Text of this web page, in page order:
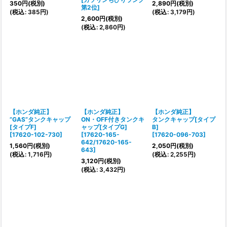
350円(税別)
(税込: 385円)
第2位]
2,600円(税別)
(税込: 2,860円)
2,890円(税別)
(税込: 3,179円)
【ホンダ純正】
”GAS”タンクキャップ
[タイプF]
[17620-102-730]
1,560円(税別)
(税込: 1,716円)
【ホンダ純正】
ON・OFF付きタンクキ
ャップ[タイプG]
[17620-165-
642/17620-165-
643]
3,120円(税別)
(税込: 3,432円)
【ホンダ純正】
タンクキャップ[タイプ
B]
[17620-096-703]
2,050円(税別)
(税込: 2,255円)